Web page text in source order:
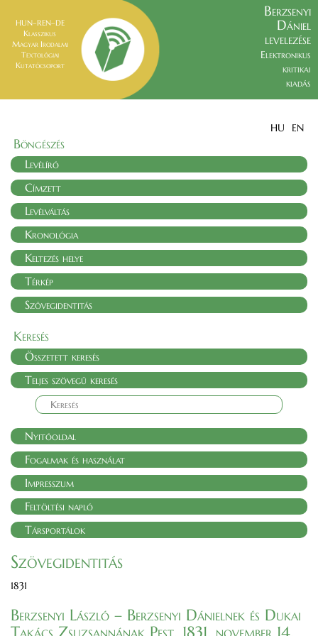
HUN–REN–DE
Klasszikus
Magyar Irodalmi
Textológiai
Kutatócsoport
Berzsenyi
Dániel
levelezése
Elektronikus
kritikai
kiadás
HU EN
Böngészés
Levélíró
Címzett
Levélváltás
Kronológia
Keltezés helye
Térkép
Szövegidentitás
Keresés
Összetett keresés
Teljes szövegű keresés
Nyitóoldal
Fogalmak és használat
Impresszum
Feltöltési napló
Társportálok
Szövegidentitás
1831
Berzsenyi László – Berzsenyi Dánielnek és Dukai
Takács Zsuzsannának Pest, 1831. november 14.